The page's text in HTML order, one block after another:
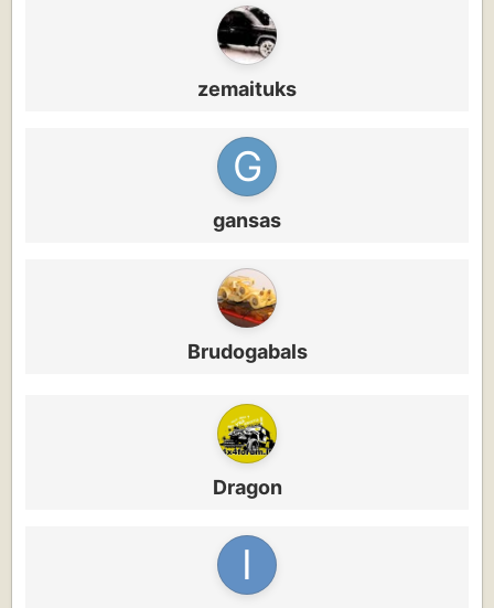
zemaituks
gansas
Brudogabals
Dragon